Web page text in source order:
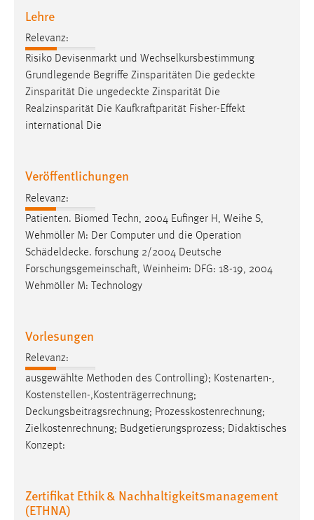
Lehre
Relevanz:
Risiko Devisenmarkt und Wechselkursbestimmung
Grundlegende Begriffe Zinsparitäten Die gedeckte
Zinsparität Die ungedeckte Zinsparität Die
Realzinsparität Die Kaufkraftparität Fisher-Effekt
international Die
Veröffentlichungen
Relevanz:
Patienten. Biomed Techn, 2004 Eufinger H, Weihe S,
Wehmöller M: Der Computer und die Operation
Schädeldecke. forschung 2/2004 Deutsche
Forschungsgemeinschaft, Weinheim: DFG: 18-19, 2004
Wehmöller M: Technology
Vorlesungen
Relevanz:
ausgewählte Methoden des Controlling); Kostenarten-,
Kostenstellen-,Kostenträgerrechnung;
Deckungsbeitragsrechnung; Prozesskostenrechnung;
Zielkostenrechnung; Budgetierungsprozess; Didaktisches
Konzept:
Zertifikat Ethik & Nachhaltigkeitsmanagement
(ETHNA)
Sprachpräferenz
Name:
site-language-preference
Zweck:
Das Cookie speichert die gewählte Sprache der Website.
Chat
Name:
MibewSessionID, MIBEW_UserID, mibew_locale, mibew-
chat-frame-style-5e9dbeb1811c0446
Zweck:
Cookie Laufzeit:
MibewSessionID, mibew-chat-frame-style-
5e9dbeb1811c0446 = Sitzungslaufzeit, mibew_locale = 3
Jahre, MIBEW_UserID = 1 Jahr
Login
Name:
Dieser Cookie ist notwendig um sich an der Website
einloggen zu können.